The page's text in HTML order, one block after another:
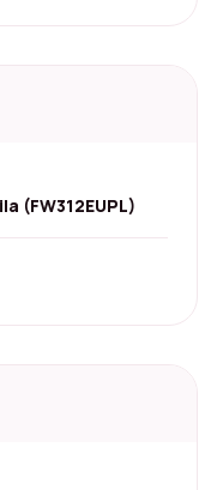
(FW312EUPL)